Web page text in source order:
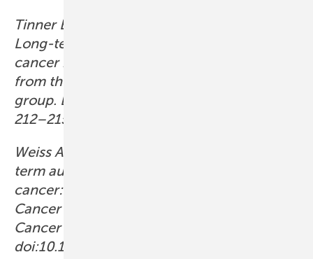
Tinner EM, Gumy Pause F, Diezi M et al.:
Long-term follow-up after childhood
cancer in Switzerland: a position statement
from the pediatric Swiss LTFU working
group. Bulletin Suisse du Cancer 2019; 39:
212–215.
Weiss A, Sommer G, Kasteler R et al.: Long-
term auditory complications after childhood
cancer: A report from the Swiss Childhood
Cancer Survivor Study. Pediatr Blood
Cancer 2017; 64: 364–373.
doi:10.1002/pbc.26212 (Open Access).